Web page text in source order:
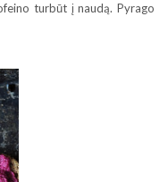
turbūt į naudą. Pyrago